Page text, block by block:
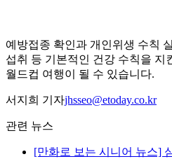
예방접종 확인과 개인위생 수칙
섭취 등 기본적인 건강 수칙을 지
월드컵 여행이 될 수 있습니다.
서지희 기자jhsseo@etoday.co.kr
관련 뉴스
[만화로 보는 시니어 뉴스]